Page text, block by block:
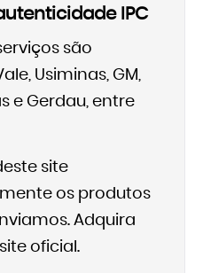
IPC
são
Usiminas, GM,
e Gerdau, entre
site
os produtos
Adquira
oficial.